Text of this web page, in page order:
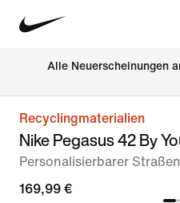
Alle Neuerscheinungen
Recyclingmaterialien
Nike Pegasus 42 By
Personalisierbarer
169,99 €